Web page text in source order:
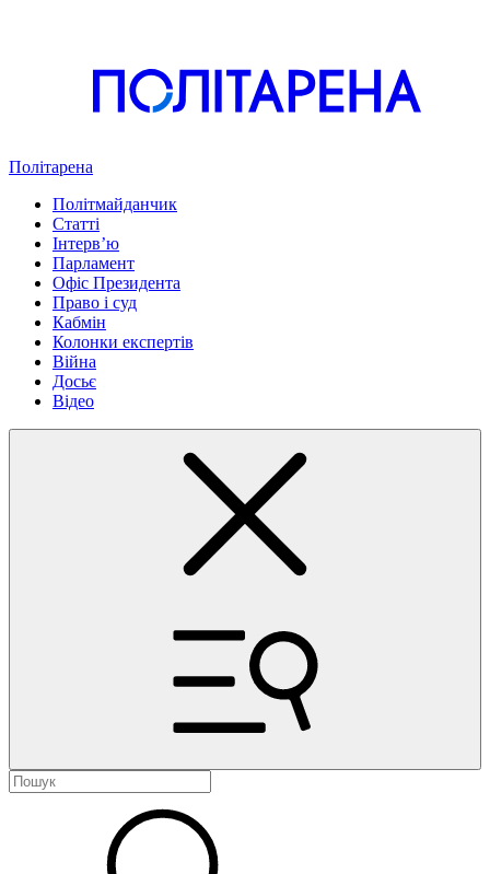
Політарена
Політмайданчик
Статті
Інтервʼю
Парламент
Офіс Президента
Право і суд
Кабмін
Колонки експертів
Війна
Досьє
Відео